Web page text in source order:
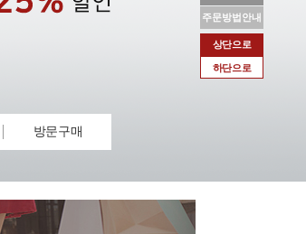
주문방법안내
상단으로
하단으로
방문구매